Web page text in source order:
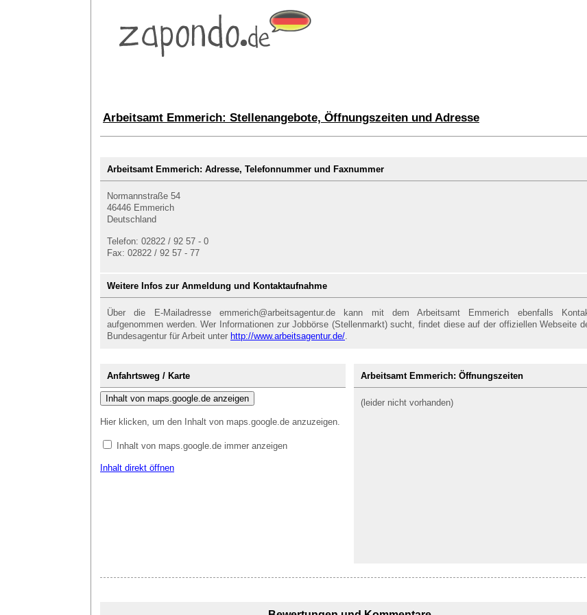
Arbeitsamt Emmerich: Stellenangebote, Öffnungszeiten und Adresse
Arbeitsamt Emmerich: Adresse, Telefonnummer und Faxnummer
Normannstraße 54
46446 Emmerich
Deutschland
Telefon: 02822 / 92 57 - 0
Fax: 02822 / 92 57 - 77
Weitere Infos zur Anmeldung und Kontaktaufnahme
Über die E-Mailadresse emmerich@arbeitsagentur.de kann mit dem Arbeitsamt Emmerich ebenfalls
aufgenommen werden. Wer Informationen zur Jobbörse (Stellenmarkt) sucht, findet diese auf der offiziellen Webseite
Bundesagentur für Arbeit unter http://www.arbeitsagentur.de/.
Anfahrtsweg / Karte
Inhalt von maps.google.de anzeigen
Hier klicken, um den Inhalt von maps.google.de anzuzeigen.
Inhalt von maps.google.de immer anzeigen
Inhalt direkt öffnen
Arbeitsamt Emmerich: Öffnungszeiten
(leider nicht vorhanden)